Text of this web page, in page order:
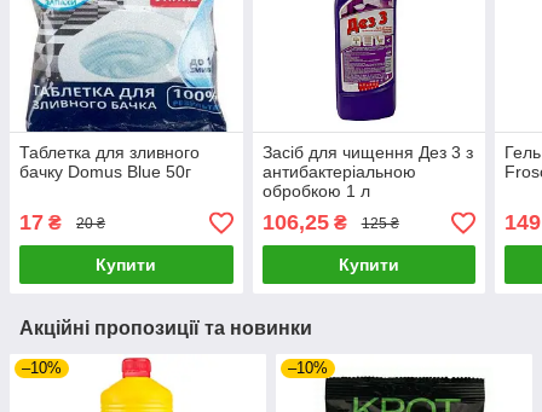
Таблетка для зливного
бачку Domus Blue 50г
17 ₴ 20 ₴
Купити
Засіб для чищення Дез 3 з
антибактеріальною
обробкою 1 л
106,25₴ 125 ₴
Купити
149
Акційні пропозиції та новинки
–10% –10%